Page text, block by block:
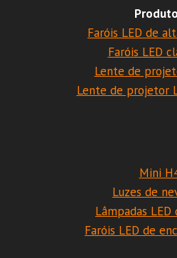
Faróis LED de
Faróis LED
Lente de
Lente de projetor
Mini
Luzes de
Lâmpadas
Faróis LED de